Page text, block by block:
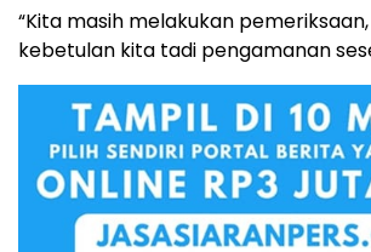
“Kita masih melakukan
kebetulan kita tadi pengamanan